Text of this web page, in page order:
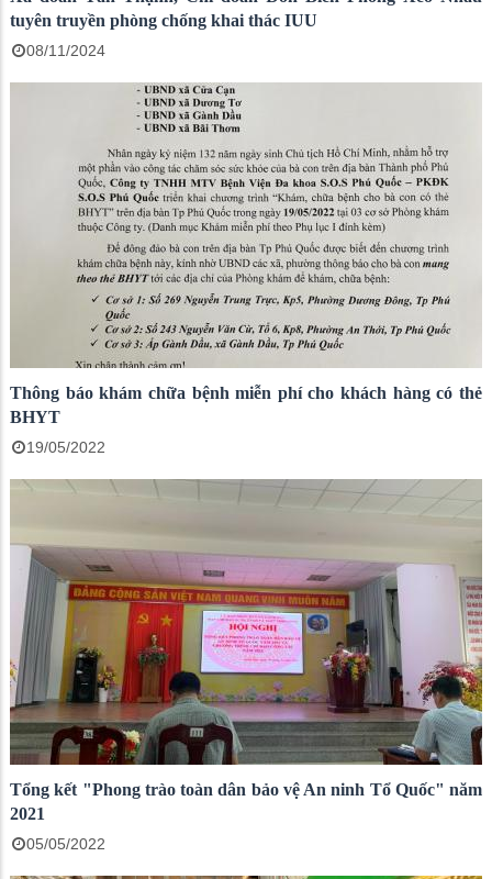
tuyên truyền phòng chống khai thác IUU
08/11/2024
Thông báo khám chữa bệnh miễn phí cho khách hàng có thẻ
BHYT
19/05/2022
Tổng kết "Phong trào toàn dân bảo vệ An ninh Tổ Quốc" năm
2021
05/05/2022